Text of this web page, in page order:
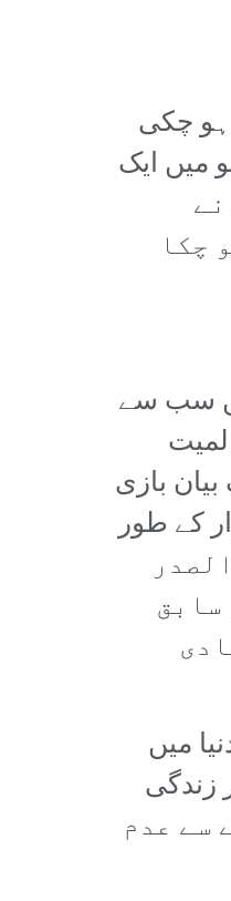
انتہا کر دی ہے۔ صرف 5 دنوں میں 100 اموات ہو چکی
میں ایک
بعد تقریباً 10 افراد نے
چکا
میں سب سے
بازی
کے طور
کیا، ایک الصدر
میں
یومیہ سے کم پر زندگی
سے عدم